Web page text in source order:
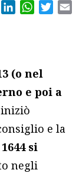
FacebookLinkedIn
(o nel
e poi a
e la
si
negli